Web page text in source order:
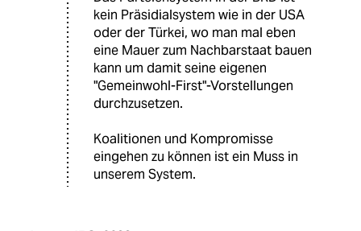
kein Präsidialsystem wie in der USA
oder der Türkei, wo man mal eben
eine Mauer zum Nachbarstaat bauen
kann um damit seine eigenen
"Gemeinwohl-First"-Vorstellungen
durchzusetzen.
Koalitionen und Kompromisse
eingehen zu können ist ein Muss in
unserem System.